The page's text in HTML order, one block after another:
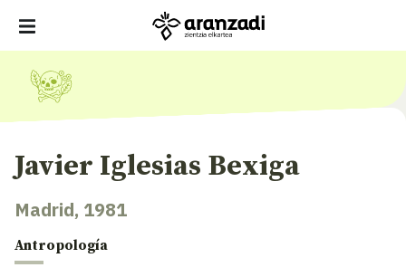
Javier Iglesias Bexiga
Madrid, 1981
Antropología